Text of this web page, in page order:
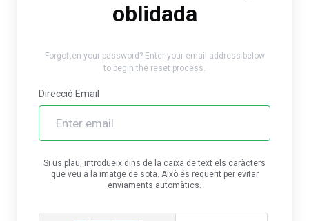
oblidada
Forgotten your password? Enter your email address below
to begin the reset process.
Direcció Email
Si us plau, introdueix dins de la caixa de text els caràcters
que veu a la imatge de sota. Això és requerit per evitar
enviaments automàtics.